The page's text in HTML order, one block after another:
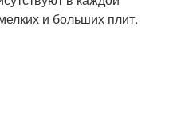
и больших плит.